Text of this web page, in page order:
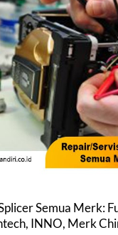
Semua Merk:
INNO, Merk